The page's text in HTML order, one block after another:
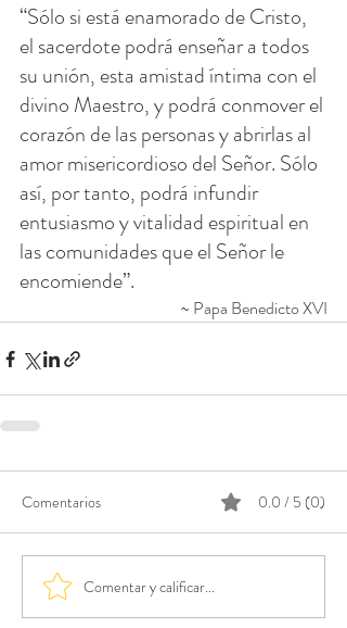
“Sólo si está enamorado de Cristo,
el sacerdote podrá enseñar a todos
su unión, esta amistad íntima con el
divino Maestro, y podrá conmover el
corazón de las personas y abrirlas al
amor misericordioso del Señor. Sólo
así, por tanto, podrá infundir
entusiasmo y vitalidad espiritual en
las comunidades que el Señor le
encomiende”.
~ Papa Benedicto XVI
Comentarios 0.0 / 5 (0)
Comentar y calificar...